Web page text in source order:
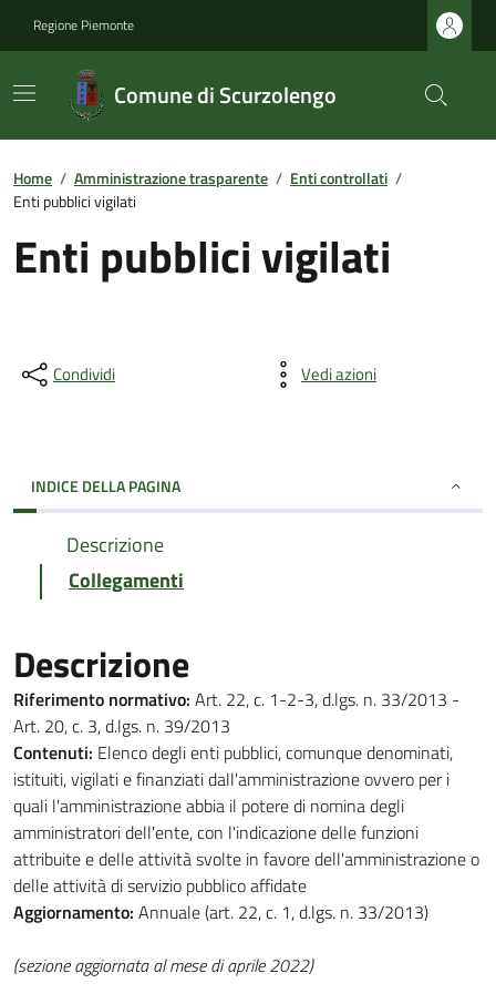
Regione Piemonte
Comune di Scurzolengo
Home / Amministrazione trasparente / Enti controllati /
Enti pubblici vigilati
Enti pubblici vigilati
Condividi Vedi azioni
INDICE DELLA PAGINA
Descrizione
Collegamenti
Descrizione
Riferimento normativo: Art. 22, c. 1-2-3, d.lgs. n. 33/2013 -
Art. 20, c. 3, d.lgs. n. 39/2013
Contenuti: Elenco degli enti pubblici, comunque denominati,
istituiti, vigilati e finanziati dall'amministrazione ovvero per i
quali l'amministrazione abbia il potere di nomina degli
amministratori dell'ente, con l'indicazione delle funzioni
attribuite e delle attività svolte in favore dell'amministrazione o
delle attività di servizio pubblico affidate
Aggiornamento: Annuale (art. 22, c. 1, d.lgs. n. 33/2013)
(sezione aggiornata al mese di aprile 2022)